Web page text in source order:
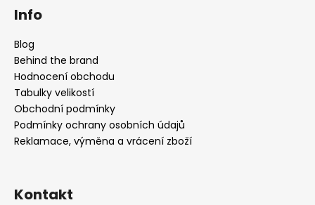
Info
Blog
Behind the brand
Hodnocení obchodu
Tabulky velikostí
Obchodní podmínky
Podmínky ochrany osobních údajů
Reklamace, výměna a vrácení zboží
Kontakt